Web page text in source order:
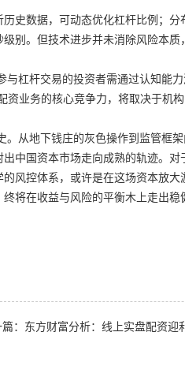
史数据，可动态优化杠杆比例；
别。但技术进步并未消除风险本
杠杆交易的投资者需通过认知能
业务的核心竞争力，将取决于机
从地下钱庄的灰色操作到监管框
中国资本市场走向成熟的轨迹。
风控体系，或许是在这场资本放
将在收益与风险的平衡木上走出稳
：